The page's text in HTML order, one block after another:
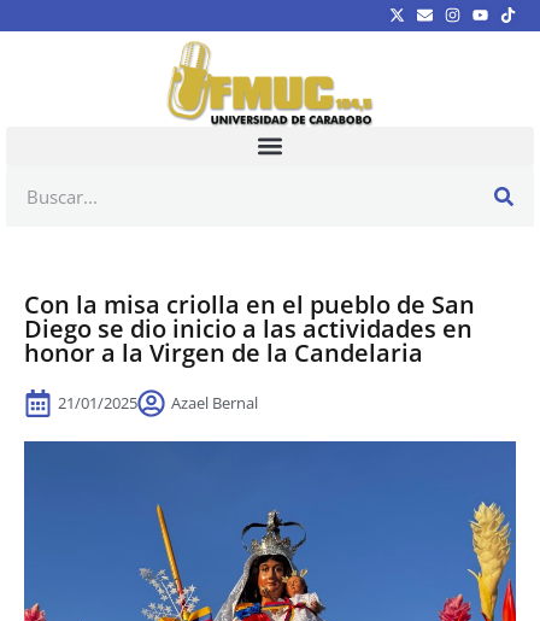
Con la misa criolla en el pueblo de San
Diego se dio inicio a las actividades en
honor a la Virgen de la Candelaria
21/01/2025 Azael Bernal